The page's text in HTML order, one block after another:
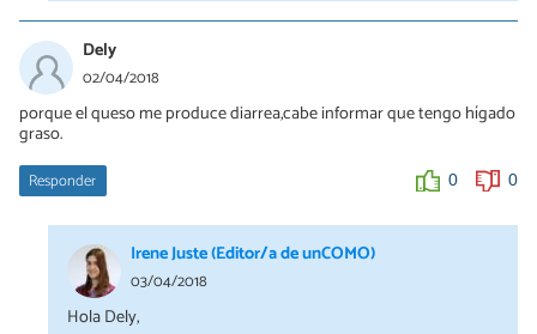
Dely
02/04/2018
porque el queso me produce diarrea,cabe informar que tengo hígado
graso.
Responder 0 0
Irene Juste (Editor/a de unCOMO)
03/04/2018
Hola Dely,